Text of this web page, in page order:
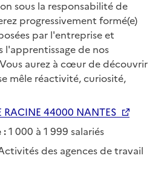
sous la responsabilité de
progressivement formé(e)
par l'entreprise et
l'apprentissage de nos
aurez à cœur de découvrir
mêle réactivité, curiosité,
RACINE 44000 NANTES
:1 000 à 1 999 salariés
des agences de travail